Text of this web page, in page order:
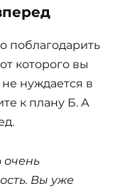
поблагодарить
которого вы
нуждается в
к плану Б. А
очень
Вы уже